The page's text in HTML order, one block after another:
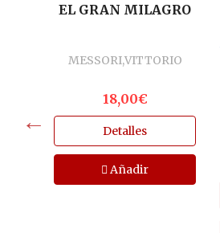
EL GRAN MILAGRO
MESSORI,VITTORIO
18,00€
Detalles
Añadir